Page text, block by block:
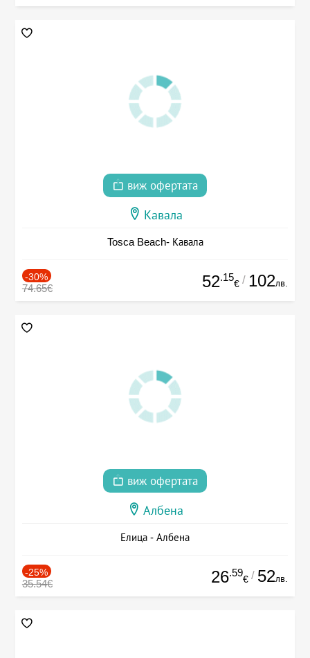
виж офертата
Кавала
Tosca Beach- Кавала
-30%
74.65€ 52.15
€ / 102лв.
виж офертата
Албена
Елица - Албена
-25%
35.54€ 26.59
€ / 52лв.